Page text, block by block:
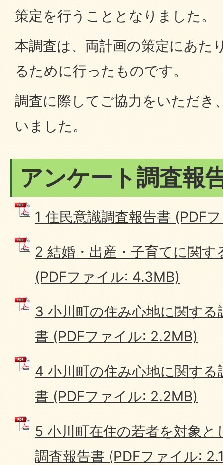
策定を行うこととなりました。
本調査は、両計画の策定にあた
るために行ったものです。
調査に際してご協力をいただき
いました。
アンケート調査報
1 住民意識調査報告書 (PDF
2 結婚・出産・子育てに関す
(PDFファイル: 4.3MB)
3 小川町の住み心地に関する
書 (PDFファイル: 2.2MB)
4 小川町の住み心地に関する
書 (PDFファイル: 2.2MB)
5 小川町在住の若者を対象
調査報告書 (PDFファイル: